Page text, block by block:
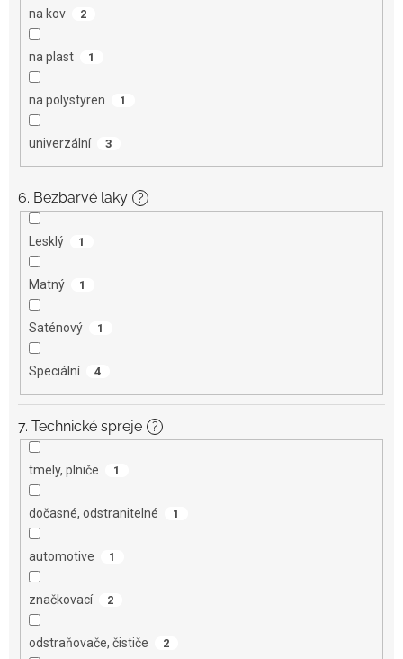
na kov 2
na plast 1
na polystyren 1
univerzální 3
6. Bezbarvé laky ?
Lesklý 1
Matný 1
Saténový 1
Speciální 4
7. Technické spreje ?
tmely, plniče 1
dočasné, odstranitelné 1
automotive 1
značkovací 2
odstraňovače, čističe 2